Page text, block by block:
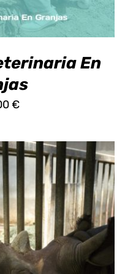
SE
PUEDEN
ELEGIR
EN
LA
PÁGINA
DE
En
€
ESTE
/ DETALLES